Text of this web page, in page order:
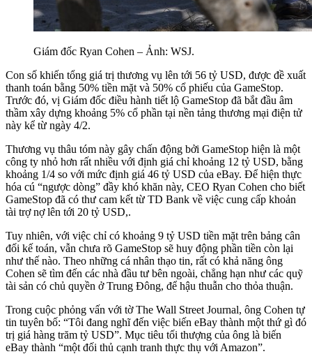
Giám đốc Ryan Cohen – Ảnh: WSJ.
Con số khiến tổng giá trị thương vụ lên tới 56 tỷ USD, được đề xuất
thanh toán bằng 50% tiền mặt và 50% cổ phiếu của GameStop.
Trước đó, vị Giám đốc điều hành tiết lộ GameStop đã bắt đầu âm
thầm xây dựng khoảng 5% cổ phần tại nền tảng thương mại điện tử
này kể từ ngày 4/2.
Thương vụ thâu tóm này gây chấn động bởi GameStop hiện là một
công ty nhỏ hơn rất nhiều với định giá chỉ khoảng 12 tỷ USD, bằng
khoảng 1/4 so với mức định giá 46 tỷ USD của eBay. Để hiện thực
hóa cú “ngược dòng” đầy khó khăn này, CEO Ryan Cohen cho biết
GameStop đã có thư cam kết từ TD Bank về việc cung cấp khoản
tài trợ nợ lên tới 20 tỷ USD,.
Tuy nhiên, với việc chỉ có khoảng 9 tỷ USD tiền mặt trên bảng cân
đối kế toán, vẫn chưa rõ GameStop sẽ huy động phần tiền còn lại
như thế nào. Theo những cá nhân thạo tin, rất có khả năng ông
Cohen sẽ tìm đến các nhà đầu tư bên ngoài, chẳng hạn như các quỹ
tài sản có chủ quyền ở Trung Đông, để hậu thuẫn cho thỏa thuận.
Trong cuộc phỏng vấn với tờ The Wall Street Journal, ông Cohen tự
tin tuyên bố: “Tôi đang nghĩ đến việc biến eBay thành một thứ gì đó
trị giá hàng trăm tỷ USD”. Mục tiêu tối thượng của ông là biến
eBay thành “một đối thủ cạnh tranh thực thụ với Amazon”.